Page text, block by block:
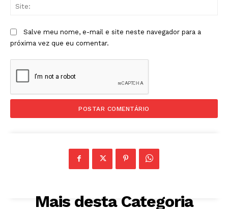
Salve meu nome, e-mail e site neste navegador para a
próxima vez que eu comentar.
Mais desta Categoria